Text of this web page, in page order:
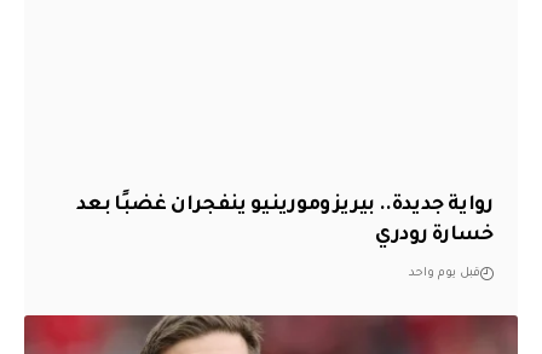
رواية جديدة.. بيريز ومورينيو ينفجران غضبًا بعد
خسارة رودري
قبل يوم واحد